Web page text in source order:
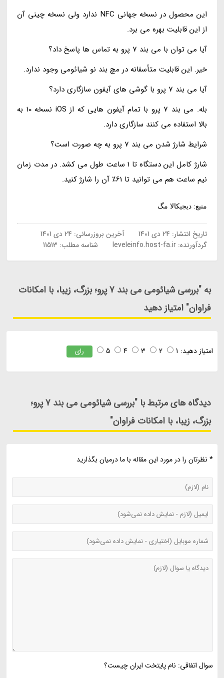
این محصول در نسخه جهانی NFC ندارد ولی نسخه چینی آن
از این قابلیت بهره می برد.
آیا می توان با می بند 7 پرو به تماس ها پاسخ داد؟
خیر. این قابلیت متأسفانه در مچ بند نو شیائومی وجود ندارد.
آیا می بند 7 پرو با گوشی های آیفون سازگاری دارد؟
بله. می بند 7 پرو با تمام آیفون هایی که از iOS نسخه 10 به
بالا استفاده می کنند سازگاری دارد.
شرایط شارژ شدن می بند 7 پرو به چه صورت است؟
شارژ کامل این دستگاه تا 1 ساعت طول می کشد. در مدت زمان
نیم ساعت هم می توانید تا 61٪ آن را شارژ کنید.
منبع: دیجیکالا مگ
تاریخ انتشار: 24 دی 1401 آخرین بروزرسانی: 24 دی 1401
گردآورنده:leveleinfo.host-fa.ir شناسه مطلب: 11513
به "بررسی شیائومی می بند 7 پرو؛ بزرگ، زیبا، با امکانات
فراوان" امتیاز دهید
امتیاز دهید: 1
2
3
4
5 رای
دیدگاه های مرتبط با "بررسی شیائومی می بند 7 پرو؛
بزرگ، زیبا، با امکانات فراوان"
* نظرتان را در مورد این مقاله با ما درمیان بگذارید
سوال اتفاقی: نام پایتخت ایران چیست؟